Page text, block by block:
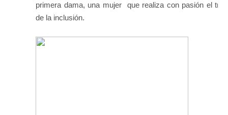
primera dama, una mujer que realiza con pasión el
de la inclusión.